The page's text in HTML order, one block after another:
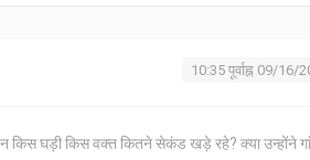
10:35 पूर्वाह्न 09/16/
किस घड़ी किस वक्त कितने सेकंड खड़े रहे? क्या उन्होंने